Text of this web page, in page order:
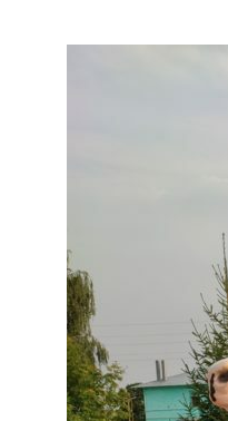
© DIGIFARM SOFTWARE 2026